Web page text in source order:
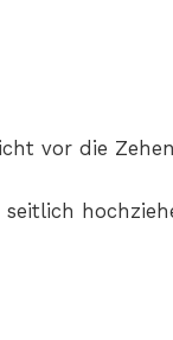
vor die